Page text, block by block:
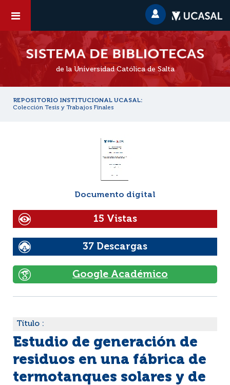
de la Universidad Católica de Salta
REPOSITORIO INSTITUCIONAL UCASAL:
Colección Tesis y Trabajos Finales
Documento digital
15 Vistas
37 Descargas
Google Académico
Título :
Estudio de generación de
residuos en una fábrica de
termotanques solares y de